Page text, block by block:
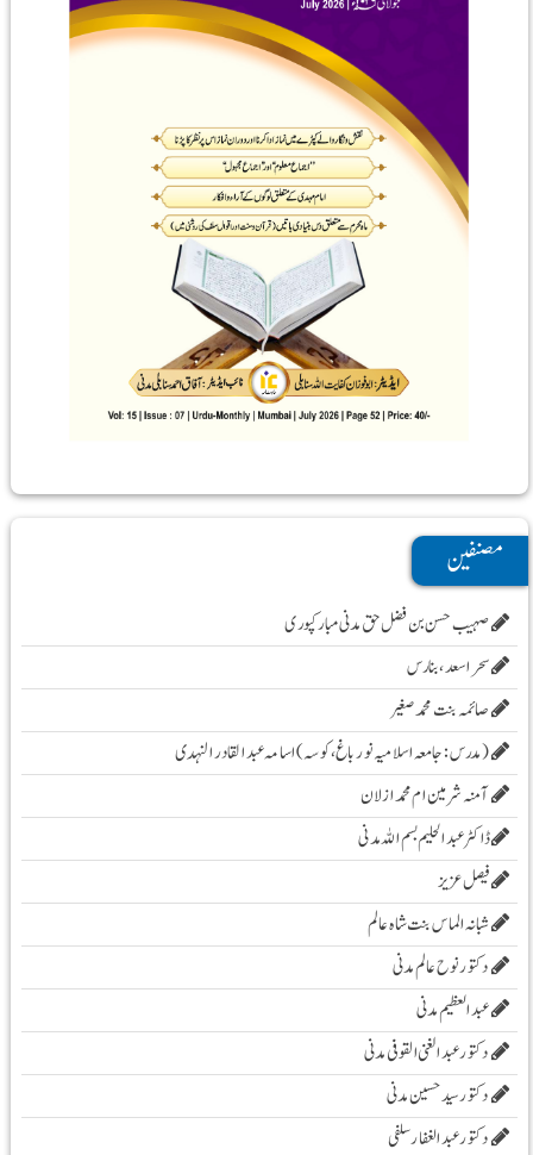
مصنفین
صہیب حسن بن فضل حق مدنی مبارکپوری
سحر اسعد ،بنارس
صائمہ بنت محمد صغیر
( مدرس :جامعہ اسلامیہ نور باغ، کوسہ )اسامہ عبد القادر النہدی
آمنہ شرمین ام محمد ازلان
ڈاکٹر عبد الحلیم بسم اللہ مدنی
فیصل عزیز
شبانہ الماس بنت شاہ عالم
دکتور نوح عالم مدنی
عبد العظیم مدنی
دکتور عبد الغنی القوفی مدنی
دکتور سید حسین مدنی
دکتور عبدالغفار سلفی